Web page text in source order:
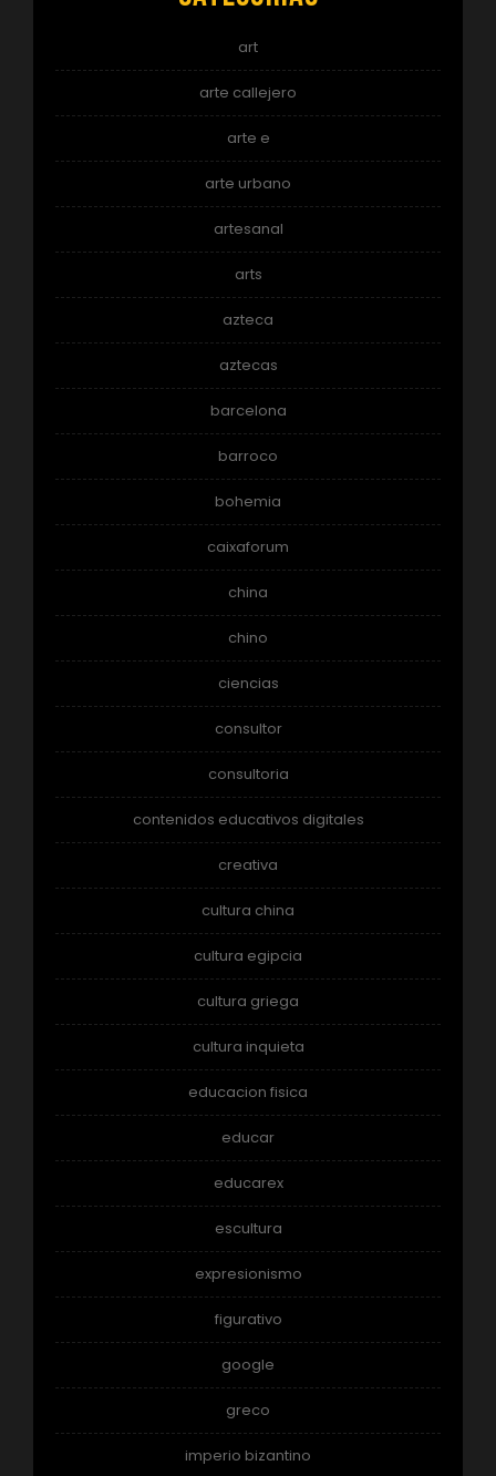
art
arte callejero
arte e
arte urbano
artesanal
arts
azteca
aztecas
barcelona
barroco
bohemia
caixaforum
china
chino
ciencias
consultor
consultoria
contenidos educativos digitales
creativa
cultura china
cultura egipcia
cultura griega
cultura inquieta
educacion fisica
educar
educarex
escultura
expresionismo
figurativo
google
greco
imperio bizantino